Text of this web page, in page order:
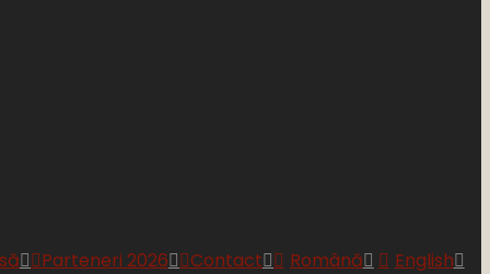
Parteneri 2026 Contact Română English